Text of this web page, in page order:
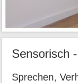
Sensorisch
Sprechen,